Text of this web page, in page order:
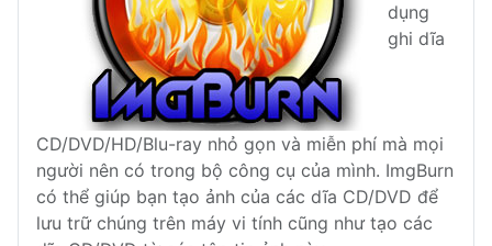
dụng
ghi dĩa
CD/DVD/HD/Blu-ray nhỏ gọn và miễn phí mà mọi
người nên có trong bộ công cụ của mình. ImgBurn
có thể giúp bạn tạo ảnh của các dĩa CD/DVD để
lưu trữ chúng trên máy vi tính cũng như tạo các